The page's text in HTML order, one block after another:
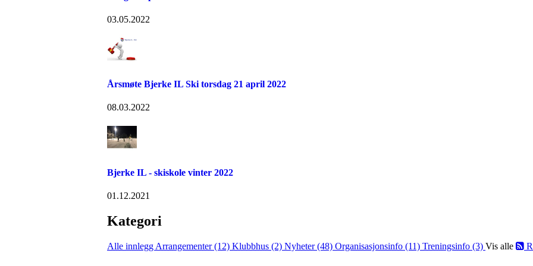
03.05.2022
Årsmøte Bjerke IL Ski torsdag 21 april 2022
08.03.2022
Bjerke IL - skiskole vinter 2022
01.12.2021
Kategori
Alle innlegg Arrangementer (12) Klubbhus (2) Nyheter (48) Organisasjonsinfo (11) Treningsinfo (3) Vis alle